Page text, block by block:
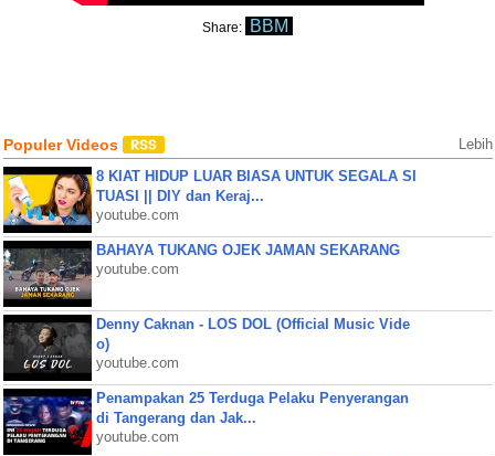
Share: BBM
Populer Videos Lebih
8 KIAT HIDUP LUAR BIASA UNTUK SEGALA SI
TUASI || DIY dan Keraj...
youtube.com
BAHAYA TUKANG OJEK JAMAN SEKARANG
youtube.com
Denny Caknan - LOS DOL (Official Music Vide
o)
youtube.com
Penampakan 25 Terduga Pelaku Penyerangan
di Tangerang dan Jak...
youtube.com